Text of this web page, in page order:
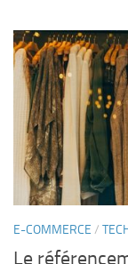
E-COMMERCE /
Le